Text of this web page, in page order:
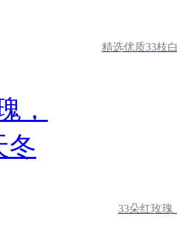
精选优质33枝
33朵红玫瑰